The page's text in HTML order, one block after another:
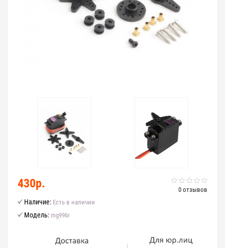
0 отзывов
430р.
Наличие: Есть в наличии
Модель: mg996r